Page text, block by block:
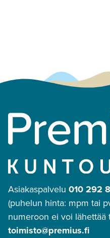
Asiakaspalvelu 010 292
(puhelun hinta: mpm tai
numeroon ei voi lähettää
toimisto@premius.fi